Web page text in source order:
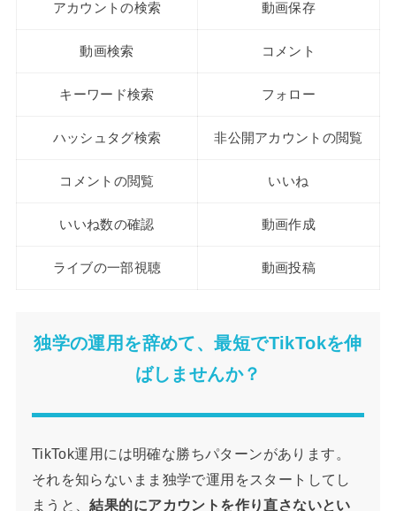
アカウントの検索 動画保存
動画検索 コメント
キーワード検索 フォロー
ハッシュタグ検索 非公開アカウントの閲覧
コメントの閲覧 いいね
いいね数の確認 動画作成
ライブの一部視聴 動画投稿
独学の運用を辞めて、最短でTikTokを伸
ばしませんか？
TikTok運用には明確な勝ちパターンがあります。
それを知らないまま独学で運用をスタートしてし
まうと、結果的にアカウントを作り直さないとい